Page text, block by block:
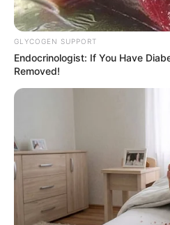
GLYCOGEN SUPPORT
Endocrinologist: If You Have
Removed!